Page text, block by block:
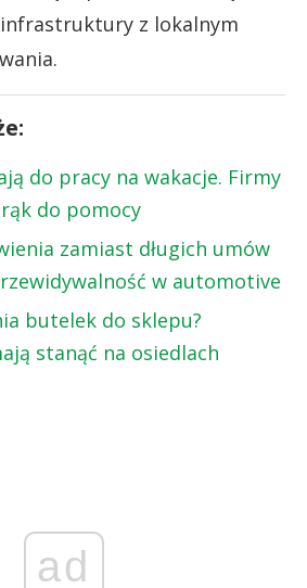
infrastruktury z lokalnym
do pracy na wakacje. Firmy
do pomocy
zamiast długich umów
w automotive
butelek do sklepu?
stanąć na osiedlach
ad